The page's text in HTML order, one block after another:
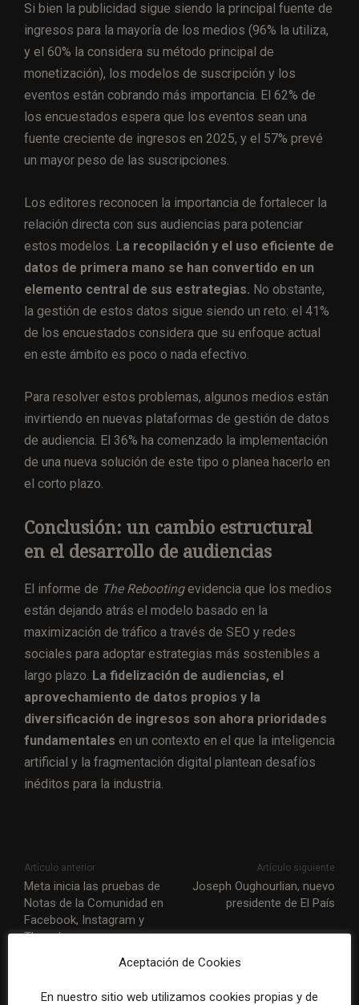
Si bien la publicidad sigue siendo la principal fuente de
ingresos para la mayoría de los medios (96% la utiliza,
y el 60% la considera su método principal de
monetización), los modelos de suscripción y los
eventos están cobrando más importancia. El 62% de
los encuestados espera que los eventos sean una
fuente creciente de ingresos en 2025, y el 57% prevé
un mayor peso de las suscripciones.
Los editores reconocen la importancia de fortalecer la
relación directa con sus audiencias para potenciar
estos modelos. La recopilación y el uso eficiente de
datos de primera mano se han convertido en un
elemento central de sus estrategias. No obstante,
la gestión de estos datos sigue siendo un reto: el 41%
de los encuestados considera que su enfoque actual
en este ámbito es poco o nada efectivo.
Para resolver estos problemas, algunos medios están
invirtiendo en nuevas plataformas de gestión de datos
de audiencia. El 36% ha comenzado la implementación
de una nueva solución de este tipo o planea hacerlo en
el corto plazo.
Conclusión: un cambio estructural
en el desarrollo de audiencias
El informe de The Rebootingevidencia que los medios
están dejando atrás el modelo basado en la
maximización de tráfico a través de SEO y redes
sociales para adoptar estrategias más sostenibles a
largo plazo. La fidelización de audiencias, el
aprovechamiento de datos propios y la
diversificación de ingresos son ahora prioridades
fundamentales en un contexto en el que la inteligencia
artificial y la fragmentación digital plantean desafíos
inéditos para la industria.
Artículo anterior
Meta inicia las pruebas de
Notas de la Comunidad en
Facebook, Instagram y
Threads
Artículo siguiente
Joseph Oughourlian, nuevo
presidente de El País
Aceptación de Cookies
En nuestro sitio web utilizamos cookies propias y de